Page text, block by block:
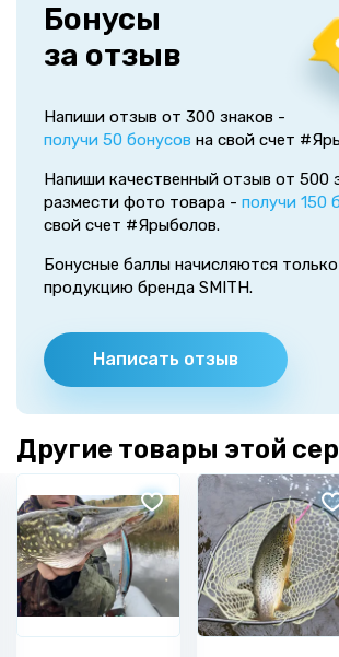
Бонусы
за отзыв
Напиши отзыв от 300 знаков -
получи 50 бонусов на свой счет
Напиши качественный отзыв от 500
размести фото товара - получи 150
свой счет #Ярыболов.
Бонусные баллы начисляются
продукцию бренда SMITH.
Написать отзыв
Другие товары этой